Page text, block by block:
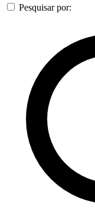
Pesquisar por: